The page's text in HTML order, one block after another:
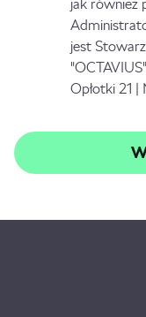
jak również
jest
Opłotki 21